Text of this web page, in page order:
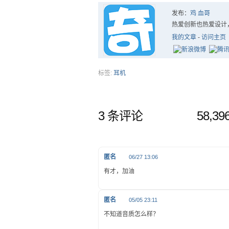
发布： 鸡 血哥
热爱创新也热爱设
我的文章 - 访问主页
标签: 耳机
3 条评论
匿名 06/27 13:06
有才，加油
匿名 05/05 23:11
不知道音质怎么样？